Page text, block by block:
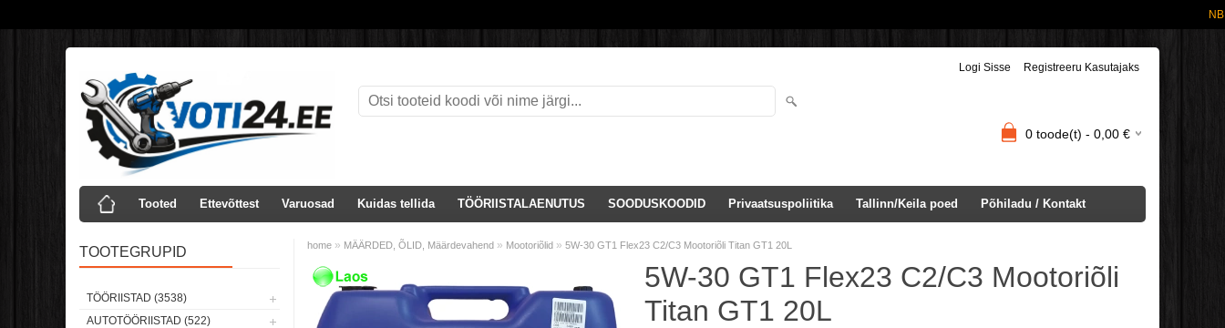
NB!
Logi Sisse Registreeru Kasutajaks
0 toode(t) - 0,00 €
Tooted Ettevõttest Varuosad Kuidas tellida TÖÖRIISTALAENUTUS SOODUSKOODID Privaatsuspoliitika Tallinn/Keila poed Põhiladu / Kontakt
TOOTEGRUPID
TÖÖRIISTAD (3538)
AUTOTÖÖRIISTAD (522)
home » MÄÄRDED, ÕLID, Määrdevahend » Mootoriõlid » 5W-30 GT1 Flex23 C2/C3 Mootoriõli Titan GT1 20L
5W-30 GT1 Flex23 C2/C3 Mootoriõli
Titan GT1 20L